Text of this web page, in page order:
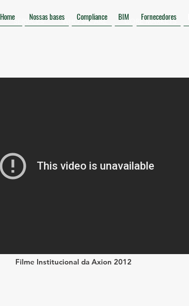
Home Nossas bases Compliance BIM Fornecedores
SERVICES WHO WE ARE CORE MARKETS
Filme Institucional da Axion 2012